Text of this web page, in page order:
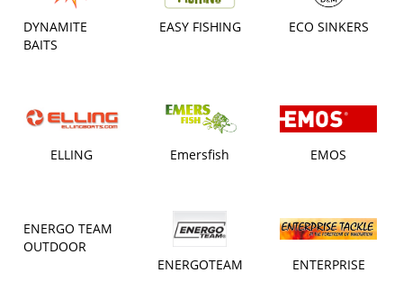
DYNAMITE
BAITS
EASY FISHING ECO SINKERS
ELLING Emersfish EMOS
ENERGO TEAM
OUTDOOR
ENERGOTEAM
ENTERPRISE